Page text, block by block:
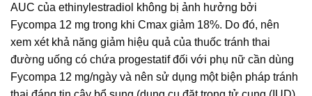
AUC của ethinylestradiol không bị ảnh hưởng bởi
Fycompa 12 mg trong khi Cmax giảm 18%. Do đó, nên
xem xét khả năng giảm hiệu quả của thuốc tránh thai
đường uống có chứa progestatif đối với phụ nữ cần dùng
Fycompa 12 mg/ngày và nên sử dụng một biện pháp tránh